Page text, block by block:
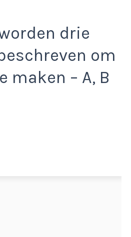
drie
om
maken – A, B